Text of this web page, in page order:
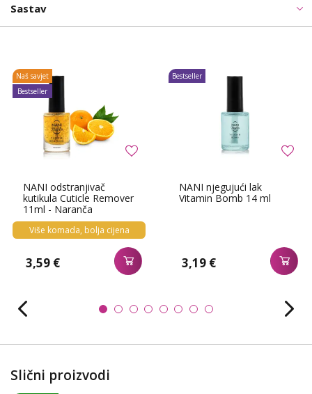
Sastav
NANI odstranjivač
kutikula Cuticle Remover
11ml - Naranča
Više komada, bolja cijena
3,59 €
Naš savjet
Bestseller
NANI njegujući lak
Vitamin Bomb 14 ml
3,19 €
Bestseller
Slični proizvodi